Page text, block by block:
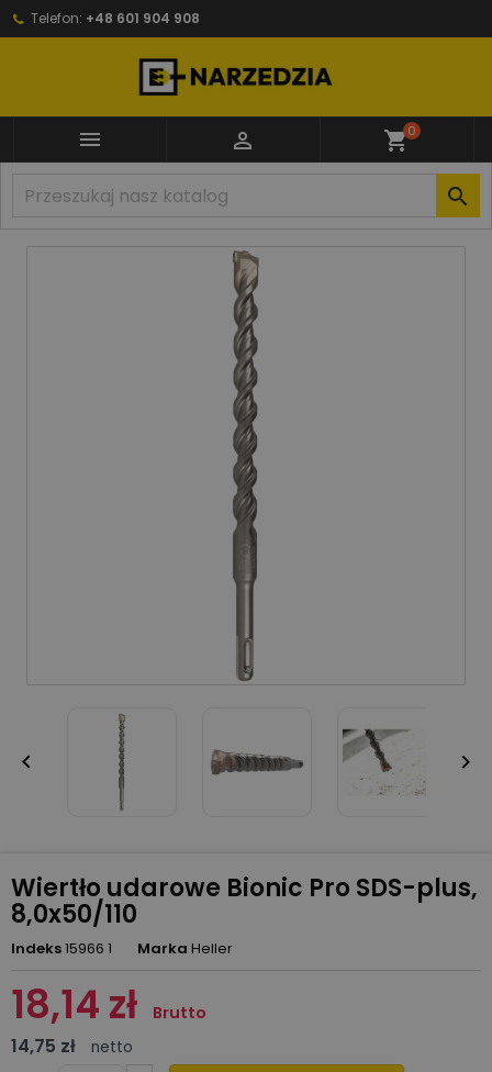
Telefon: +48 601 904 908
  shopping_cart0

 
Wiertło udarowe Bionic Pro SDS-plus,
8,0x50/110
Indeks15966 1 Marka Heller
18,14 zł Brutto
14,75 zł
netto